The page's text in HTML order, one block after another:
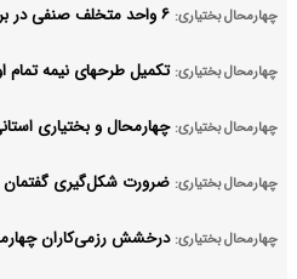
چهارمحال بختیاری: ۶ واحد متخلف صنفی در بروجن پلمب شد
چهارمحال بختیاری: تکمیل طرحهای نیمه تمام
چهارمحال بختیاری: چهارمحال و بختیاری
چهارمحال بختیاری: ضرورت شکل‌گیری گفتمان
چهارمحال بختیاری: درخشش رزمی‌کاران